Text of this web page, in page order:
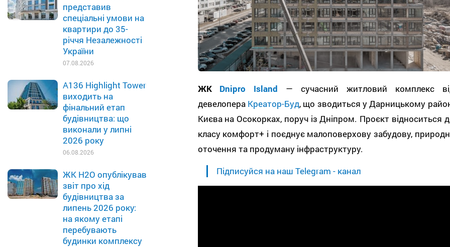
представив
спеціальні умови на
квартири до 35-
річчя Незалежності
України
07.08.2026
A136 Highlight Tower
виходить на
фінальний етап
будівництва: що
виконали у липні
2026 року
06.08.2026
ЖК H2O опублікував
звіт про хід
будівництва за
липень 2026 року:
на якому етапі
перебувають
будинки комплексу
ЖК Dnipro Island — сучасний житловий комплекс
девелопера Креатор-Буд, що зводиться у Дарницькому
Києва на Осокорках, поруч із Дніпром. Проєкт відноситься
класу комфорт+ і поєднує малоповерхову забудову,
оточення та продуману інфраструктуру.
Підписуйся на наш Telegram - канал